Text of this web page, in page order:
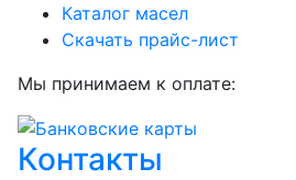
Каталог масел
Скачать прайс-лист
Мы принимаем к оплате:
Контакты